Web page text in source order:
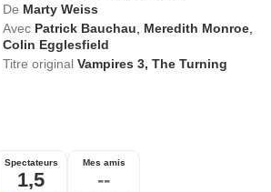
De Marty Weiss
Avec Patrick Bauchau Meredith Monroe
Colin Egglesfield
Titre originalVampires 3, The Turning
Spectateurs
1,5
Mes amis
--